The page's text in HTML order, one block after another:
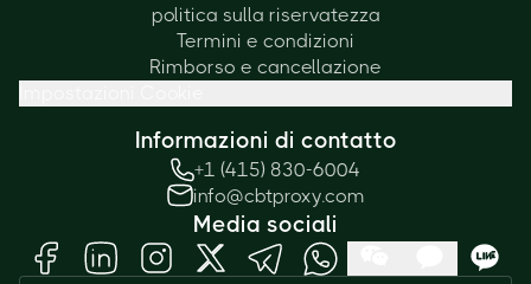
politica sulla riservatezza
Termini e condizioni
Rimborso e cancellazione
Informazioni di contatto
+1 (415) 830-6004
info@cbtproxy.com
Media sociali